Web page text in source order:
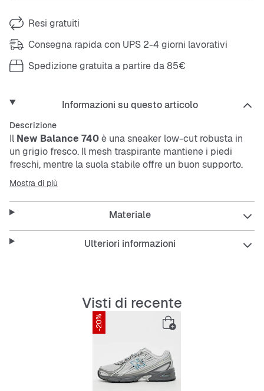
Resi gratuiti
Consegna rapida con UPS 2-4 giorni lavorativi
Spedizione gratuita a partire da 85€
Informazioni su questo articolo
Descrizione
Il New Balance 740è una sneaker low-cut robusta in
un grigio fresco. Il mesh traspirante mantiene i piedi
freschi, mentre la suola stabile offre un buon supporto.
Grazie ai lacci, la scarpa calza sempre perfettamente ed
è facile da curare.
Vestibilità stabile
Durevole e resistente
Mostra di più
Materiale
Ulteriori informazioni
Visti di recente
-20%